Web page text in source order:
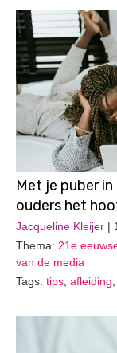
Met je puber
ouders het
Jacqueline Kleijer |
Thema: 21e
van de media
Tags: tips afleiding